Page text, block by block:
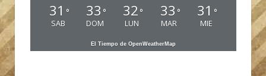
31 °
SAB
33 °
DOM
32 °
LUN
33 °
MAR
31 °
MIE
El Tiempo de OpenWeatherMap